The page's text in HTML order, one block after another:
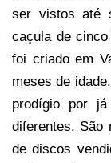
ser vistos até
caçula de
foi criado em
meses de
prodígio por
diferentes. São
de discos